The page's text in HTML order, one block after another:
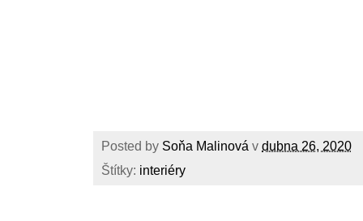
Posted by Soňa Malinová v dubna 26, 2020
Štítky: interiéry